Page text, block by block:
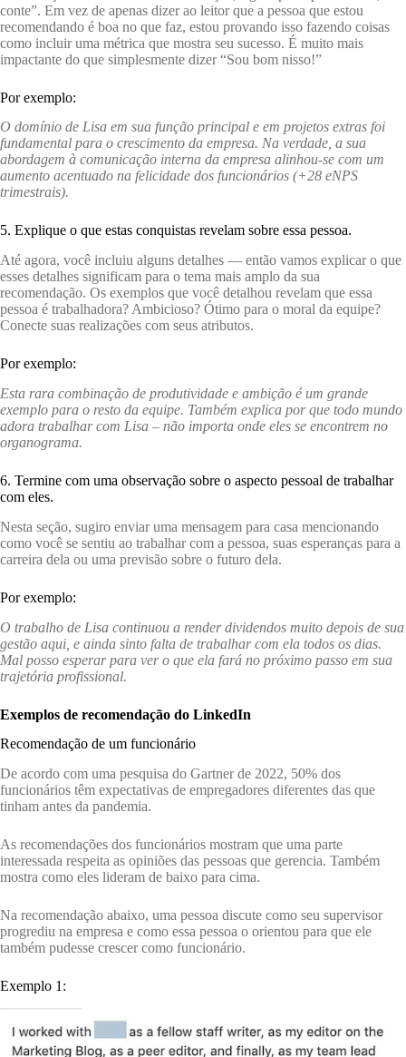
conte”. Em vez de apenas dizer ao leitor que a pessoa que estou
recomendando é boa no que faz, estou provando isso fazendo coisas
como incluir uma métrica que mostra seu sucesso. É muito mais
impactante do que simplesmente dizer “Sou bom nisso!”
Por exemplo:
O domínio de Lisa em sua função principal e em projetos extras foi
fundamental para o crescimento da empresa. Na verdade, a sua
abordagem à comunicação interna da empresa alinhou-se com um
aumento acentuado na felicidade dos funcionários (+28 eNPS
trimestrais).
5. Explique o que estas conquistas revelam sobre essa pessoa.
Até agora, você incluiu alguns detalhes — então vamos explicar o que
esses detalhes significam para o tema mais amplo da sua
recomendação. Os exemplos que você detalhou revelam que essa
pessoa é trabalhadora? Ambicioso? Ótimo para o moral da equipe?
Conecte suas realizações com seus atributos.
Por exemplo:
Esta rara combinação de produtividade e ambição é um grande
exemplo para o resto da equipe. Também explica por que todo mundo
adora trabalhar com Lisa – não importa onde eles se encontrem no
organograma.
6. Termine com uma observação sobre o aspecto pessoal de trabalhar
com eles.
Nesta seção, sugiro enviar uma mensagem para casa mencionando
como você se sentiu ao trabalhar com a pessoa, suas esperanças para a
carreira dela ou uma previsão sobre o futuro dela.
Por exemplo:
O trabalho de Lisa continuou a render dividendos muito depois de sua
gestão aqui, e ainda sinto falta de trabalhar com ela todos os dias.
Mal posso esperar para ver o que ela fará no próximo passo em sua
trajetória profissional.
Exemplos de recomendação do LinkedIn
Recomendação de um funcionário
De acordo com uma pesquisa do Gartner de 2022, 50% dos
funcionários têm expectativas de empregadores diferentes das que
tinham antes da pandemia.
As recomendações dos funcionários mostram que uma parte
interessada respeita as opiniões das pessoas que gerencia. Também
mostra como eles lideram de baixo para cima.
Na recomendação abaixo, uma pessoa discute como seu supervisor
progrediu na empresa e como essa pessoa o orientou para que ele
também pudesse crescer como funcionário.
Exemplo 1: